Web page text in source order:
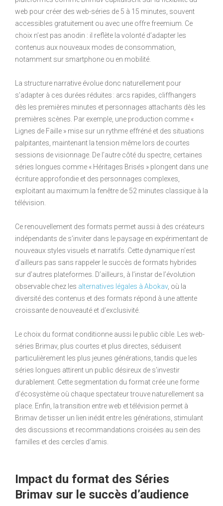
web pour créer des web-séries de 5 à 15 minutes, souvent
accessibles gratuitement ou avec une offre freemium. Ce
choix n’est pas anodin : il reflète la volonté d’adapter les
contenus aux nouveaux modes de consommation,
notamment sur smartphone ou en mobilité.
La structure narrative évolue donc naturellement pour
s’adapter à ces durées réduites : arcs rapides, cliffhangers
dès les premières minutes et personnages attachants dès les
premières scènes. Par exemple, une production comme «
Lignes de Faille » mise sur un rythme effréné et des situations
palpitantes, maintenant la tension même lors de courtes
sessions de visionnage. De l’autre côté du spectre, certaines
séries longues comme « Héritages Brisés » plongent dans une
écriture approfondie et des personnages complexes,
exploitant au maximum la fenêtre de 52 minutes classique à la
télévision.
Ce renouvellement des formats permet aussi à des créateurs
indépendants de s’inviter dans le paysage en expérimentant de
nouveaux styles visuels et narratifs. Cette dynamique n’est
d’ailleurs pas sans rappeler le succès de formats hybrides
sur d’autres plateformes. D’ailleurs, à l’instar de l’évolution
observable chez les alternatives légales à Abokav, où la
diversité des contenus et des formats répond à une attente
croissante de nouveauté et d’exclusivité.
Le choix du format conditionne aussi le public cible. Les web-
séries Brimav, plus courtes et plus directes, séduisent
particulièrement les plus jeunes générations, tandis que les
séries longues attirent un public désireux de s’investir
durablement. Cette segmentation du format crée une forme
d’écosystème où chaque spectateur trouve naturellement sa
place. Enfin, la transition entre web et télévision permet à
Brimav de tisser un lien inédit entre les générations, stimulant
des discussions et recommandations croisées au sein des
familles et des cercles d’amis.
Impact du format des Séries
Brimav sur le succès d’audience